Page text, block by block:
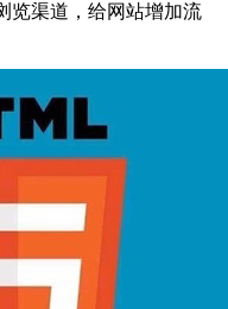
览渠道，给网站增加流